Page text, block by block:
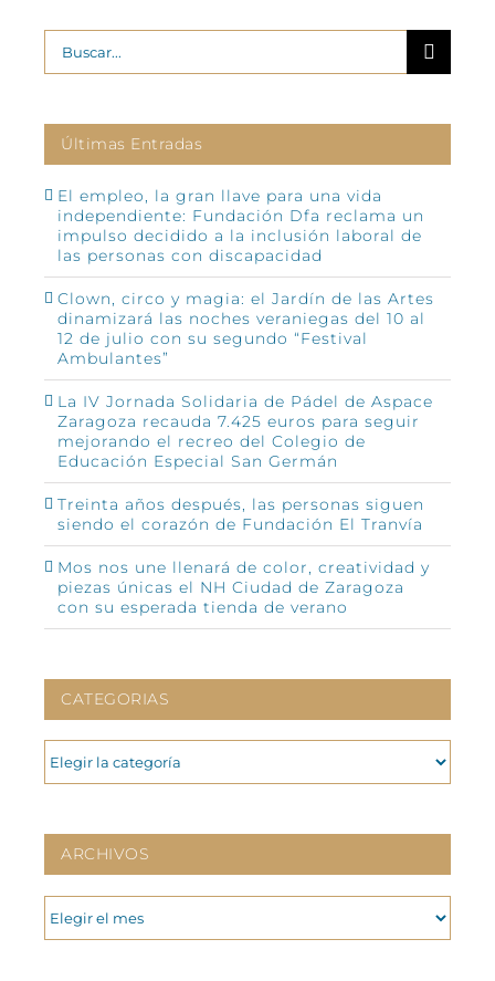
Buscar:
Últimas Entradas
El empleo, la gran llave para una vida
independiente: Fundación Dfa reclama un
impulso decidido a la inclusión laboral de
las personas con discapacidad
Clown, circo y magia: el Jardín de las Artes
dinamizará las noches veraniegas del 10 al
12 de julio con su segundo “Festival
Ambulantes”
La IV Jornada Solidaria de Pádel de Aspace
Zaragoza recauda 7.425 euros para seguir
mejorando el recreo del Colegio de
Educación Especial San Germán
Treinta años después, las personas siguen
siendo el corazón de Fundación El Tranvía
Mos nos une llenará de color, creatividad y
piezas únicas el NH Ciudad de Zaragoza
con su esperada tienda de verano
CATEGORIAS
CATEGORIAS
ARCHIVOS
ARCHIVOS